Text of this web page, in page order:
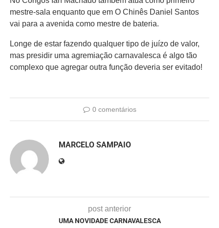
mestre-sala enquanto que em O Chinês Daniel Santos
vai para a avenida como mestre de bateria.
Longe de estar fazendo qualquer tipo de juízo de valor,
mas presidir uma agremiação carnavalesca é algo tão
complexo que agregar outra função deveria ser evitado!
0 comentários
MARCELO SAMPAIO
post anterior
UMA NOVIDADE CARNAVALESCA